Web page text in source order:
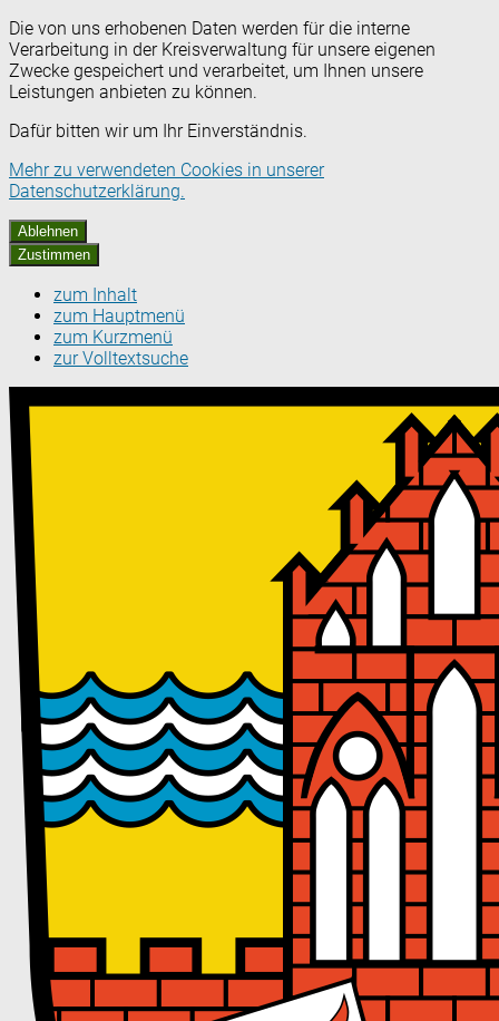
Die von uns erhobenen Daten werden für die interne
Verarbeitung in der Kreisverwaltung für unsere eigenen
Zwecke gespeichert und verarbeitet, um Ihnen unsere
Leistungen anbieten zu können.
Dafür bitten wir um Ihr Einverständnis.
Mehr zu verwendeten Cookies in unserer
Datenschutzerklärung.
Ablehnen
Zustimmen
zum Inhalt
zum Hauptmenü
zum Kurzmenü
zur Volltextsuche